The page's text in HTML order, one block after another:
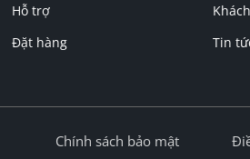
Hỗ trợ
Đặt hàng
Tin
Chính sách bảo mật